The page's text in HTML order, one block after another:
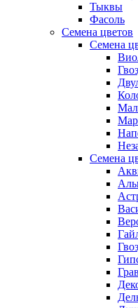
Тыквы
Фасоль
Семена цветов
Семена
Семена